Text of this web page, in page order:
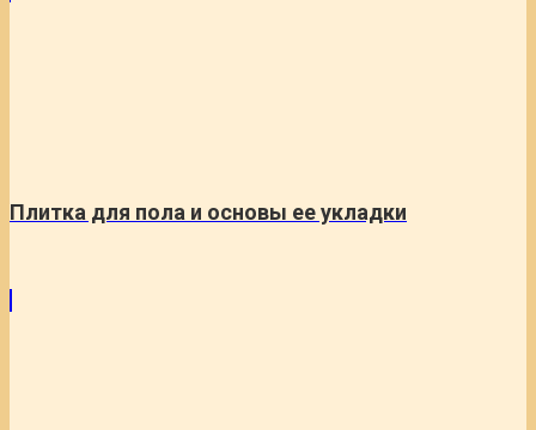
Плитка для пола и основы ее укладки